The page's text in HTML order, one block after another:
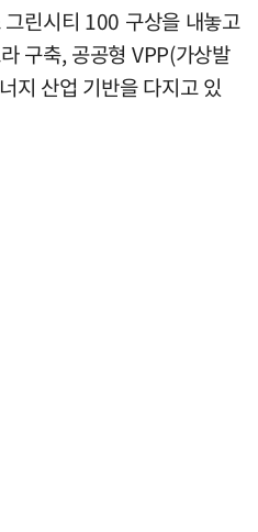
린시티 100 구상을 내놓고
구축, 공공형 VPP(가상발
지 산업 기반을 다지고 있